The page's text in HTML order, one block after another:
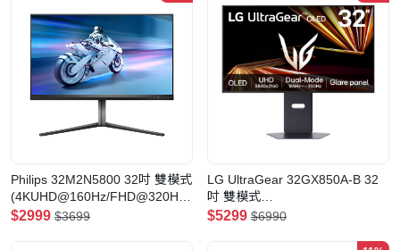
Philips 32M2N5800 32吋 雙模式
(4KUHD@160Hz/FHD@320Hz)
Fast IPS 電競顯示器
$2999 $3699
LG UltraGear 32GX850A-B 32
吋 雙模式
(4KUHD@165Hz/FHD@330Hz)
$5299 $6990